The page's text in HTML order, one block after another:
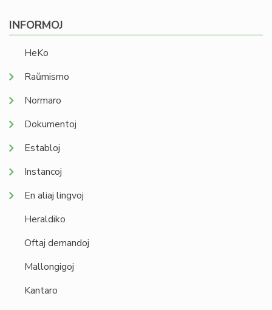
INFORMOJ
HeKo
Raŭmismo
Normaro
Dokumentoj
Establoj
Instancoj
En aliaj lingvoj
Heraldiko
Oftaj demandoj
Mallongigoj
Kantaro